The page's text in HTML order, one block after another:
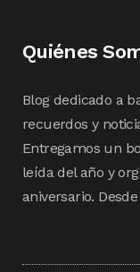
Quiénes
Blog dedicado a
recuerdos y
Entregamos un
leída del año y
aniversario. Desde